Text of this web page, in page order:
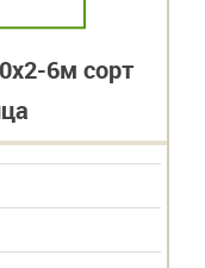
6м сорт